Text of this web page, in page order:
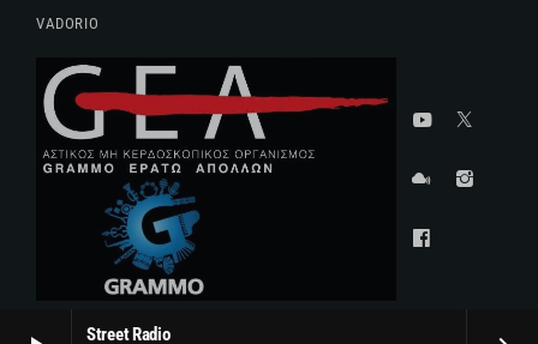
Street Radio
VADORIO